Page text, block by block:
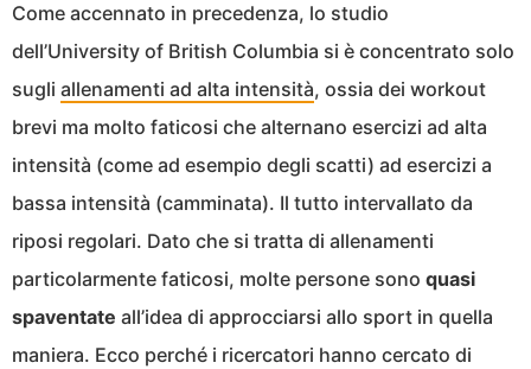
Come accennato in precedenza, lo studio
dell’University of British Columbia si è concentrato solo
sugli allenamenti ad alta intensità, ossia dei workout
brevi ma molto faticosi che alternano esercizi ad alta
intensità (come ad esempio degli scatti) ad esercizi a
bassa intensità (camminata). Il tutto intervallato da
riposi regolari. Dato che si tratta di allenamenti
particolarmente faticosi, molte persone sono quasi
spaventate all’idea di approcciarsi allo sport in quella
maniera. Ecco perché i ricercatori hanno cercato di